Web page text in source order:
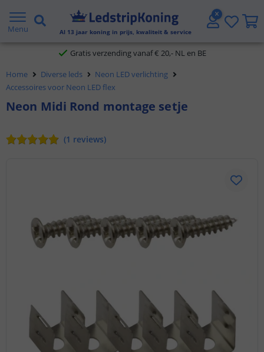
Menu Al 13 jaar koning in prijs, kwaliteit & service
5 jaar garantie
Gratis verzending vanaf € 20,- NL en BE
Klantbeoordeling 9.1
Voor 23:45 uur besteld,morgen in huis
Home Diverse leds
Neon LED verlichting
Accessoires voor Neon LED flex
Neon Midi Rond montage setje
(1 reviews)